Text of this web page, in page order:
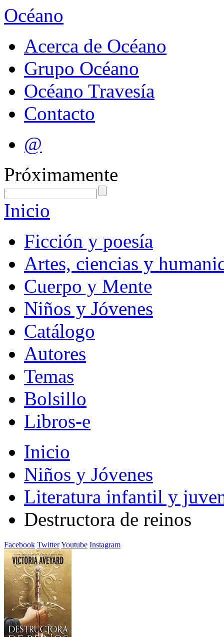
Océano
Acerca de Océano
Grupo Océano
Océano Travesía
Contacto
@
Próximamente
Inicio
Ficción y poesía
Artes, ciencias y
Cuerpo y Mente
Niños y Jóvenes
Catálogo
Autores
Temas
Bolsillo
Libros-e
Inicio
Niños y Jóvenes
Literatura infantil y
Destructora de reinos
Facebook TwitterYoutube Instagram